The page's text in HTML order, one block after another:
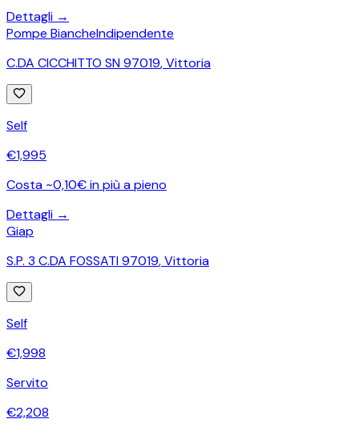
Dettagli →
Pompe BiancheIndipendente
C.DA CICCHITTO SN 97019,Vittoria
Self
€1,995
Costa ~0,10€ in più a pieno
Dettagli →
Giap
S.P. 3 C.DA FOSSATI 97019,Vittoria
Self
€1,998
Servito
€2,208